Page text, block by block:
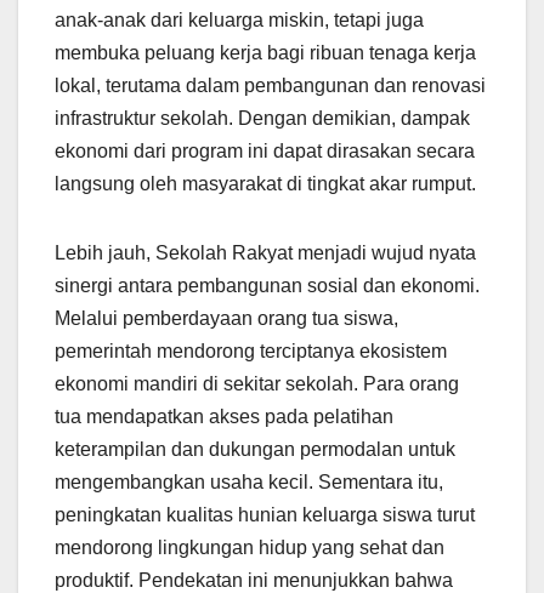
anak-anak dari keluarga miskin, tetapi juga
membuka peluang kerja bagi ribuan tenaga kerja
lokal, terutama dalam pembangunan dan renovasi
infrastruktur sekolah. Dengan demikian, dampak
ekonomi dari program ini dapat dirasakan secara
langsung oleh masyarakat di tingkat akar rumput.
Lebih jauh, Sekolah Rakyat menjadi wujud nyata
sinergi antara pembangunan sosial dan ekonomi.
Melalui pemberdayaan orang tua siswa,
pemerintah mendorong terciptanya ekosistem
ekonomi mandiri di sekitar sekolah. Para orang
tua mendapatkan akses pada pelatihan
keterampilan dan dukungan permodalan untuk
mengembangkan usaha kecil. Sementara itu,
peningkatan kualitas hunian keluarga siswa turut
mendorong lingkungan hidup yang sehat dan
produktif. Pendekatan ini menunjukkan bahwa